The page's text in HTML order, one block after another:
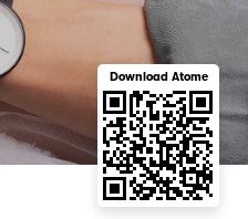
Download Atome